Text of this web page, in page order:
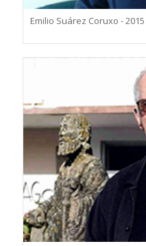
Emilio Suárez Coruxo - 2015